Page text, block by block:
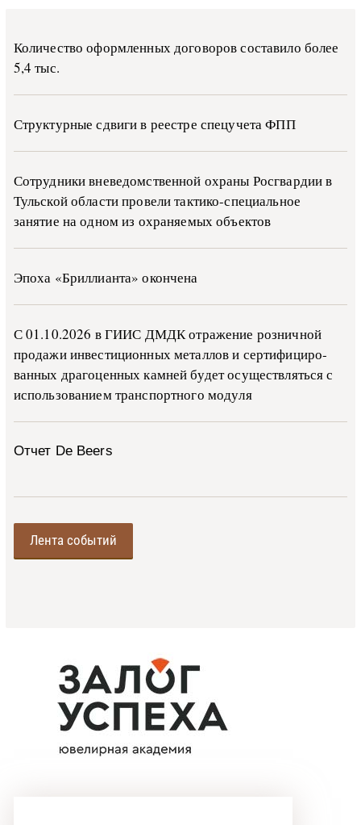
Количество оформленных договоров составило более
5,4 тыс.
Структурные сдвиги в реестре спецучета ФПП
Сотрудники вневедомственной охраны Росгвардии в
Тульской области провели тактико-специальное
занятие на одном из охраняемых объектов
Эпоха «Бриллианта» окончена
С 01.10.2026 в ГИИС ДМДК от­ра­же­ние роз­ни­ч­ной
про­да­жи ин­ве­сти­ци­он­ных ме­тал­лов и сер­ти­фи­ци­ро­
ван­ных дра­го­цен­ных ка­м­ней бу­дет осу­ще­ств­лять­ся с
ис­поль­зо­ва­ни­ем тран­с­пор­т­но­го мо­ду­ля
Отчет De Beers
Лента событий